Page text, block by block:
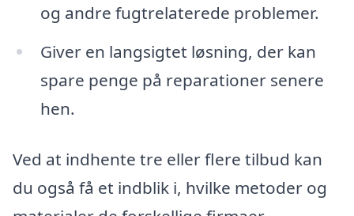
og andre fugtrelaterede problemer.
Giver en langsigtet løsning, der kan
spare penge på reparationer senere
hen.
Ved at indhente tre eller flere tilbud kan
du også få et indblik i, hvilke metoder og